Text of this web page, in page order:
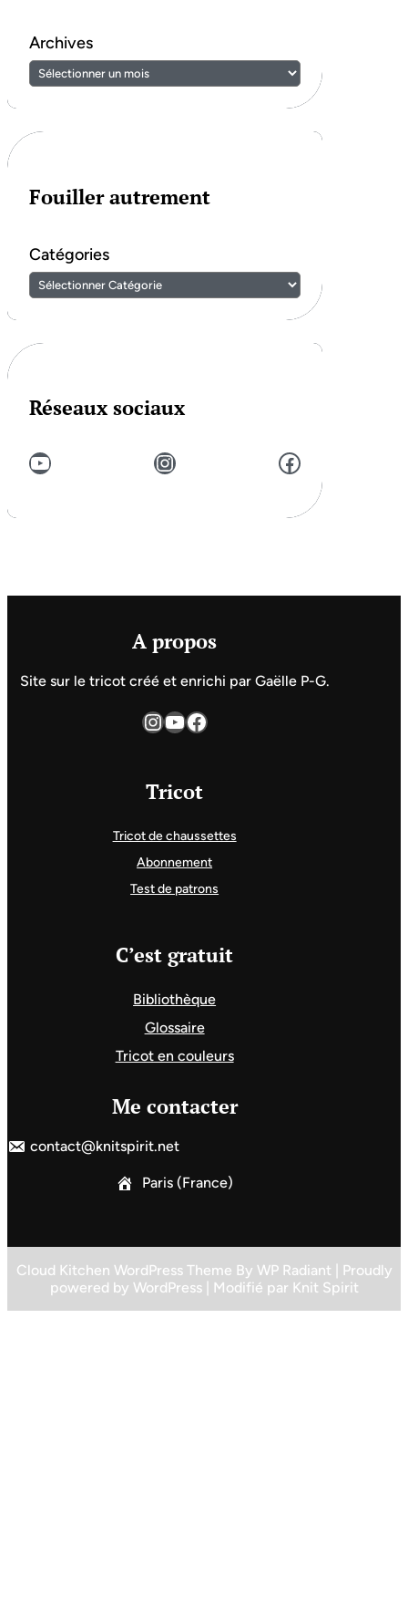
Archives
Fouiller autrement
Catégories
Réseaux sociaux
YouTube Instagram Facebook
A propos
Site sur le tricot créé et enrichi par Gaëlle P-G.
InstagramYouTube Facebook
Tricot
Tricot de chaussettes
Abonnement
Test de patrons
C’est gratuit
Bibliothèque
Glossaire
Tricot en couleurs
Me contacter
contact@knitspirit.net
Paris (France)
Cloud Kitchen WordPress Theme By WP Radiant | Proudly
powered by WordPress| Modifié par Knit Spirit